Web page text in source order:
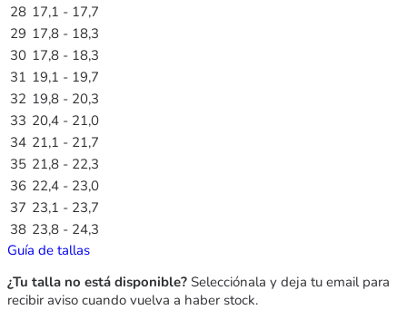
28 17,1 - 17,7
29 17,8 - 18,3
30 17,8 - 18,3
31 19,1 - 19,7
32 19,8 - 20,3
33 20,4 - 21,0
34 21,1 - 21,7
35 21,8 - 22,3
36 22,4 - 23,0
37 23,1 - 23,7
38 23,8 - 24,3
Guía de tallas
¿Tu talla no está disponible? Selecciónala y deja tu email para
recibir aviso cuando vuelva a haber stock.